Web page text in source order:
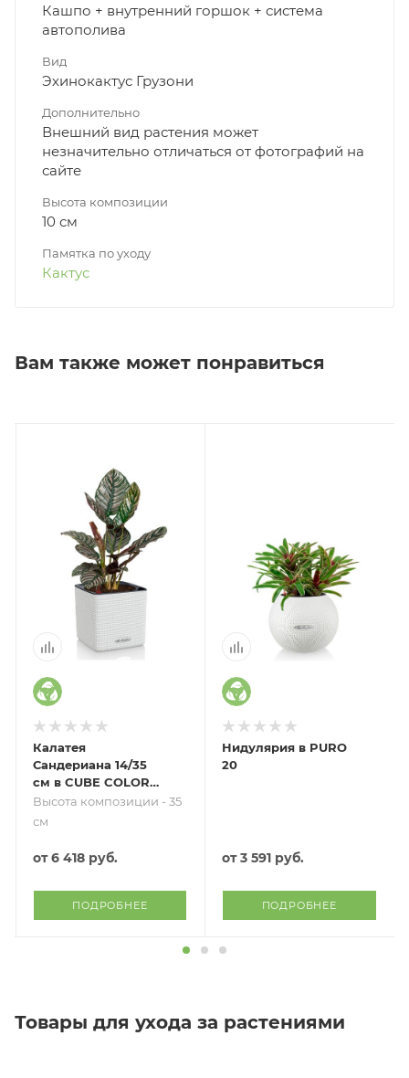
Кашпо + внутренний горшок + система
автополива
Вид
Эхинокактус Грузони
Дополнительно
Внешний вид растения может
незначительно отличаться от фотографий на
сайте
Высота композиции
10 см
Памятка по уходу
Кактус
Вам также может понравиться
Калатея
Сандериана 14/35
см в CUBE COLOR
16
Высота композиции - 35
см
от6 418 руб.
ПОДРОБНЕЕ
Нидулярия в PURO
20
от3 591 руб.
ПОДРОБНЕЕ
Товары для ухода за растениями